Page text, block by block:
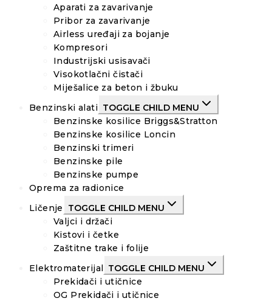
Aparati za zavarivanje
Pribor za zavarivanje
Airless uređaji za bojanje
Kompresori
Industrijski usisavači
Visokotlačni čistači
Miješalice za beton i žbuku
Benzinski alati TOGGLE CHILD MENU
Benzinske kosilice Briggs&Stratton
Benzinske kosilice Loncin
Benzinski trimeri
Benzinske pile
Benzinske pumpe
Oprema za radionice
Ličenje
TOGGLE CHILD MENU
Valjci i držači
Kistovi i četke
Zaštitne trake i folije
Elektromaterijal TOGGLE CHILD MENU
Prekidači i utičnice
OG Prekidači i utičnice